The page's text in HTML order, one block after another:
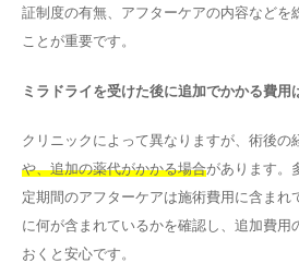
証制度の有無、アフターケアの内容などを
ことが重要です。
ミラドライを受けた後に追加でかかる費用
クリニックによって異なりますが、術後の
や、追加の薬代がかかる場合があります。
定期間のアフターケアは施術費用に含まれ
に何が含まれているかを確認し、追加費用
おくと安心です。